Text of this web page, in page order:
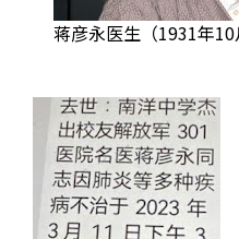
蒋彦永医生（1931年10